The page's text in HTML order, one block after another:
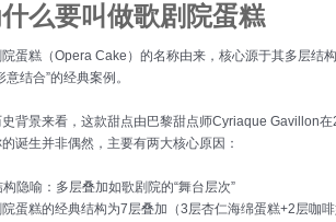
么要叫做歌剧院蛋糕
蛋糕（Opera Cake）的名称由来，核心源于其多层结
意结合”的经典案例。
史背景来看，这款甜点由巴黎甜点师Cyriaque Gavillon
诞生并非偶然，主要有两大核心原因：
构隐喻：多层叠加如歌剧院的“舞台层次”
蛋糕的经典结构为7层叠加（3层杏仁海绵蛋糕+2层咖